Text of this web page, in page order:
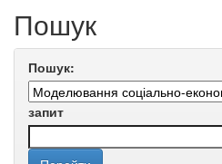
Пошук
Пошук:
запит